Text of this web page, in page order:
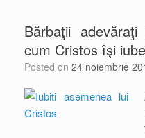
Bărbaţii
cum Cristos îşi
Posted on 24 noiembrie